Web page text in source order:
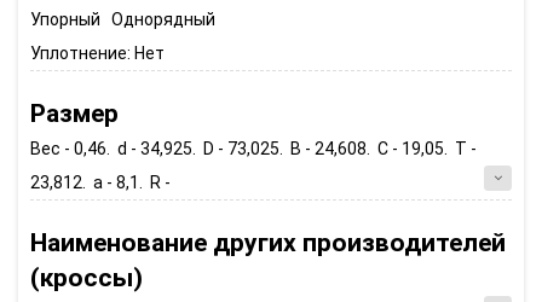
Упорный Однорядный
Уплотнение: Нет
Размер
Вес - 0,46. d - 34,925. D - 73,025. B - 24,608. C - 19,05. T -
23,812. a - 8,1. R -
Наименование других производителей
(кроссы)